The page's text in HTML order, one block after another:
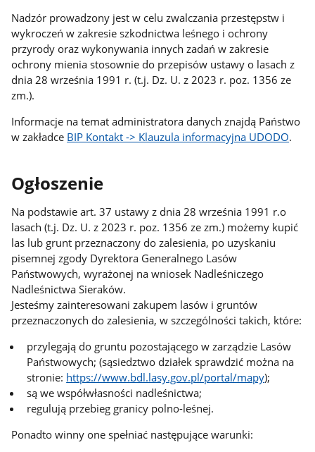
Nadzór prowadzony jest w celu zwalczania przestępstw i
wykroczeń w zakresie szkodnictwa leśnego i ochrony
przyrody oraz wykonywania innych zadań w zakresie
ochrony mienia stosownie do przepisów ustawy o lasach z
dnia 28 września 1991 r. (t.j. Dz. U. z 2023 r. poz. 1356 ze
zm.).
Informacje na temat administratora danych znajdą Państwo
w zakładce BIP Kontakt -> Klauzula informacyjna UDODO.
Ogłoszenie
Na podstawie art. 37 ustawy z dnia 28 września 1991 r.o
lasach (t.j. Dz. U. z 2023 r. poz. 1356 ze zm.) możemy kupić
las lub grunt przeznaczony do zalesienia, po uzyskaniu
pisemnej zgody Dyrektora Generalnego Lasów
Państwowych, wyrażonej na wniosek Nadleśniczego
Nadleśnictwa Sieraków.
Jesteśmy zainteresowani zakupem lasów i gruntów
przeznaczonych do zalesienia, w szczególności takich, które:
przylegają do gruntu pozostającego w zarządzie Lasów
Państwowych; (sąsiedztwo działek sprawdzić można na
stronie: https://www.bdl.lasy.gov.pl/portal/mapy);
są we współwłasności nadleśnictwa;
regulują przebieg granicy polno-leśnej.
Ponadto winny one spełniać następujące warunki: